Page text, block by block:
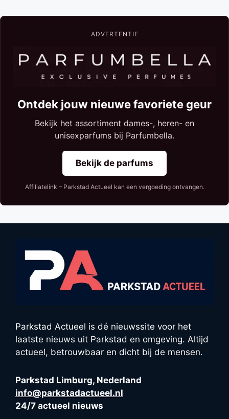
ADVERTENTIE
Ontdek jouw nieuwe favoriete geur
Bekijk het assortiment dames-, heren- en
unisexparfums bij Parfumbella.
Bekijk de parfums
Affiliatelink – Parkstad Actueel kan een vergoeding ontvangen.
Parkstad Actueel is dé nieuwssite voor het
laatste nieuws uit Parkstad en omgeving. Altijd
actueel, betrouwbaar en dicht bij de mensen.
Parkstad Limburg, Nederland
info@parkstadactueel.nl
24/7 actueel nieuws